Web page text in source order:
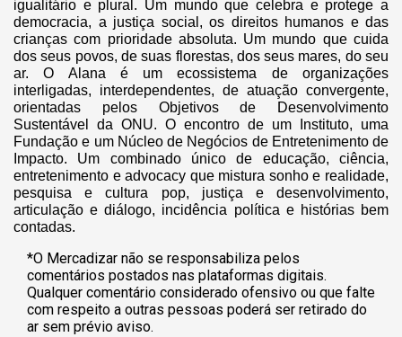
igualitário e plural. Um mundo que celebra e protege a
democracia, a justiça social, os direitos humanos e das
crianças com prioridade absoluta. Um mundo que cuida
dos seus povos, de suas florestas, dos seus mares, do seu
ar. O Alana é um ecossistema de organizações
interligadas, interdependentes, de atuação convergente,
orientadas pelos Objetivos de Desenvolvimento
Sustentável da ONU. O encontro de um Instituto, uma
Fundação e um Núcleo de Negócios de Entretenimento de
Impacto. Um combinado único de educação, ciência,
entretenimento e advocacy que mistura sonho e realidade,
pesquisa e cultura pop, justiça e desenvolvimento,
articulação e diálogo, incidência política e histórias bem
contadas.
*O Mercadizar não se responsabiliza pelos
comentários postados nas plataformas digitais.
Qualquer comentário considerado ofensivo ou que falte
com respeito a outras pessoas poderá ser retirado do
ar sem prévio aviso.